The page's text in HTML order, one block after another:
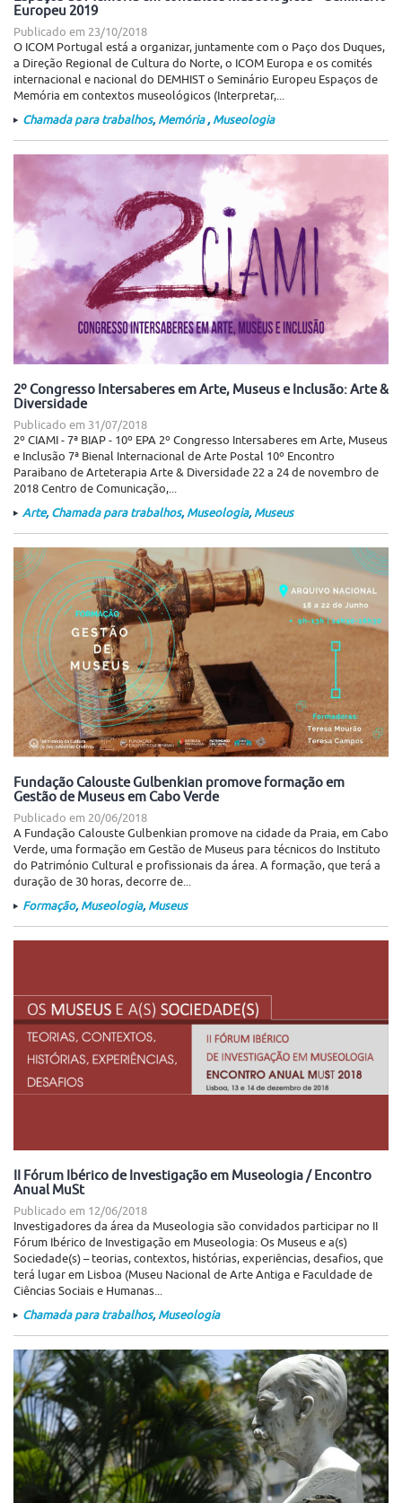
Europeu 2019
Publicado em 23/10/2018
O ICOM Portugal está a organizar, juntamente com o Paço dos Duques,
a Direção Regional de Cultura do Norte, o ICOM Europa e os comités
internacional e nacional do DEMHIST o Seminário Europeu Espaços de
Memória em contextos museológicos (Interpretar,...
Chamada para trabalhos, Memória , Museologia
2º Congresso Intersaberes em Arte, Museus e Inclusão: Arte &
Diversidade
Publicado em 31/07/2018
2º CIAMI - 7ª BIAP - 10º EPA 2º Congresso Intersaberes em Arte, Museus
e Inclusão 7ª Bienal Internacional de Arte Postal 10º Encontro
Paraibano de Arteterapia Arte & Diversidade 22 a 24 de novembro de
2018 Centro de Comunicação,...
Arte, Chamada para trabalhos, Museologia, Museus
Fundação Calouste Gulbenkian promove formação em
Gestão de Museus em Cabo Verde
Publicado em 20/06/2018
A Fundação Calouste Gulbenkian promove na cidade da Praia, em Cabo
Verde, uma formação em Gestão de Museus para técnicos do Instituto
do Património Cultural e profissionais da área. A formação, que terá a
duração de 30 horas, decorre de...
Formação, Museologia, Museus
II Fórum Ibérico de Investigação em Museologia / Encontro
Anual MuSt
Publicado em 12/06/2018
Investigadores da área da Museologia são convidados participar no II
Fórum Ibérico de Investigação em Museologia: Os Museus e a(s)
Sociedade(s) – teorias, contextos, histórias, experiências, desafios, que
terá lugar em Lisboa (Museu Nacional de Arte Antiga e Faculdade de
Ciências Sociais e Humanas...
Chamada para trabalhos, Museologia